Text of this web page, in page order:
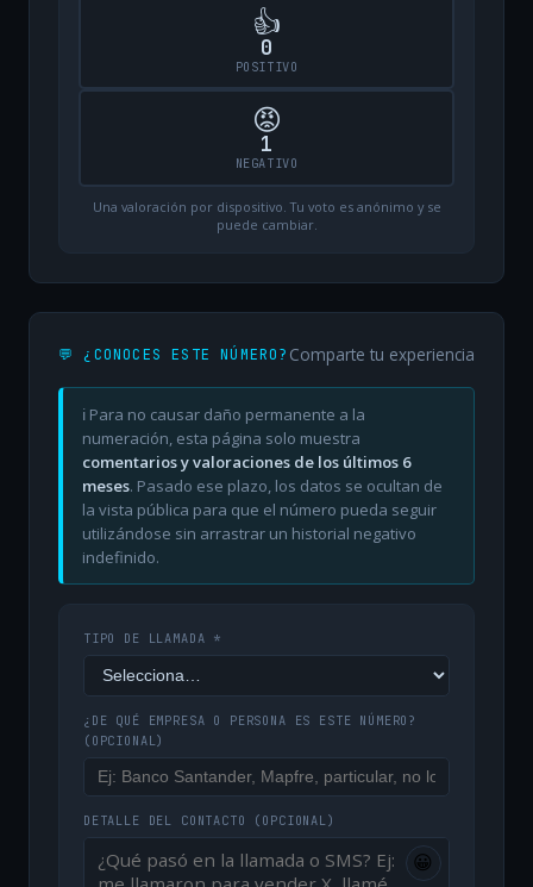
👍
0
POSITIVO
😡
1
NEGATIVO
Una valoración por dispositivo. Tu voto es anónimo y se
puede cambiar.
💬 ¿CONOCES ESTE NÚMERO? Comparte tu experiencia
ℹ️ Para no causar daño permanente a la
numeración, esta página solo muestra
comentarios y valoraciones de los últimos 6
meses. Pasado ese plazo, los datos se ocultan de
la vista pública para que el número pueda seguir
utilizándose sin arrastrar un historial negativo
indefinido.
TIPO DE LLAMADA *
¿DE QUÉ EMPRESA O PERSONA ES ESTE NÚMERO?
(OPCIONAL)
DETALLE DEL CONTACTO (OPCIONAL)
😀